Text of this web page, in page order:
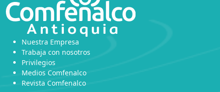
Nuestra Empresa
Trabaja con nosotros
Privilegios
Medios Comfenalco
Revista Comfenalco